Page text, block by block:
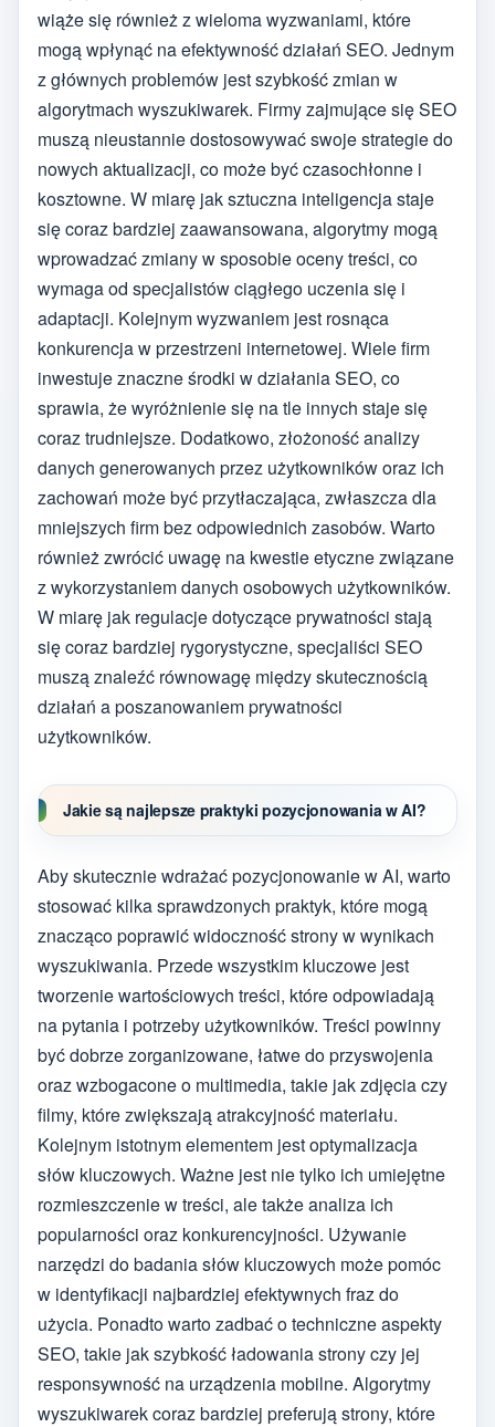
wiąże się również z wieloma wyzwaniami, które
mogą wpłynąć na efektywność działań SEO. Jednym
z głównych problemów jest szybkość zmian w
algorytmach wyszukiwarek. Firmy zajmujące się SEO
muszą nieustannie dostosowywać swoje strategie do
nowych aktualizacji, co może być czasochłonne i
kosztowne. W miarę jak sztuczna inteligencja staje
się coraz bardziej zaawansowana, algorytmy mogą
wprowadzać zmiany w sposobie oceny treści, co
wymaga od specjalistów ciągłego uczenia się i
adaptacji. Kolejnym wyzwaniem jest rosnąca
konkurencja w przestrzeni internetowej. Wiele firm
inwestuje znaczne środki w działania SEO, co
sprawia, że wyróżnienie się na tle innych staje się
coraz trudniejsze. Dodatkowo, złożoność analizy
danych generowanych przez użytkowników oraz ich
zachowań może być przytłaczająca, zwłaszcza dla
mniejszych firm bez odpowiednich zasobów. Warto
również zwrócić uwagę na kwestie etyczne związane
z wykorzystaniem danych osobowych użytkowników.
W miarę jak regulacje dotyczące prywatności stają
się coraz bardziej rygorystyczne, specjaliści SEO
muszą znaleźć równowagę między skutecznością
działań a poszanowaniem prywatności
użytkowników.
Jakie są najlepsze praktyki pozycjonowania w AI?
Aby skutecznie wdrażać pozycjonowanie w AI, warto
stosować kilka sprawdzonych praktyk, które mogą
znacząco poprawić widoczność strony w wynikach
wyszukiwania. Przede wszystkim kluczowe jest
tworzenie wartościowych treści, które odpowiadają
na pytania i potrzeby użytkowników. Treści powinny
być dobrze zorganizowane, łatwe do przyswojenia
oraz wzbogacone o multimedia, takie jak zdjęcia czy
filmy, które zwiększają atrakcyjność materiału.
Kolejnym istotnym elementem jest optymalizacja
słów kluczowych. Ważne jest nie tylko ich umiejętne
rozmieszczenie w treści, ale także analiza ich
popularności oraz konkurencyjności. Używanie
narzędzi do badania słów kluczowych może pomóc
w identyfikacji najbardziej efektywnych fraz do
użycia. Ponadto warto zadbać o techniczne aspekty
SEO, takie jak szybkość ładowania strony czy jej
responsywność na urządzenia mobilne. Algorytmy
wyszukiwarek coraz bardziej preferują strony, które